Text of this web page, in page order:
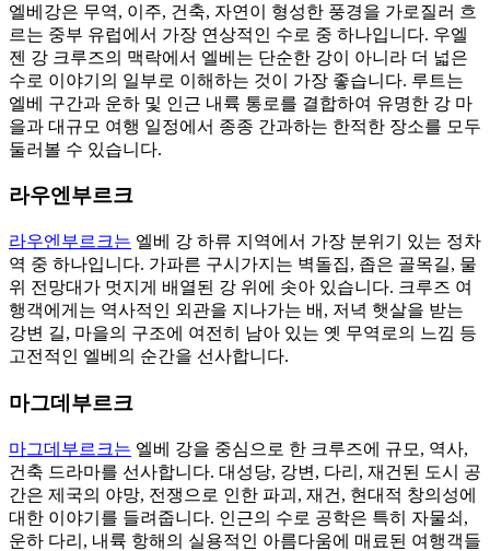
엘베강은 무역, 이주, 건축, 자연이 형성한 풍경을 가로질러 흐
르는 중부 유럽에서 가장 연상적인 수로 중 하나입니다. 우엘
젠 강 크루즈의 맥락에서 엘베는 단순한 강이 아니라 더 넓은
수로 이야기의 일부로 이해하는 것이 가장 좋습니다. 루트는
엘베 구간과 운하 및 인근 내륙 통로를 결합하여 유명한 강 마
을과 대규모 여행 일정에서 종종 간과하는 한적한 장소를 모두
둘러볼 수 있습니다.
라우엔부르크
라우엔부르크는 엘베 강 하류 지역에서 가장 분위기 있는 정차
역 중 하나입니다. 가파른 구시가지는 벽돌집, 좁은 골목길, 물
위 전망대가 멋지게 배열된 강 위에 솟아 있습니다. 크루즈 여
행객에게는 역사적인 외관을 지나가는 배, 저녁 햇살을 받는
강변 길, 마을의 구조에 여전히 남아 있는 옛 무역로의 느낌 등
고전적인 엘베의 순간을 선사합니다.
마그데부르크
마그데부르크는 엘베 강을 중심으로 한 크루즈에 규모, 역사,
건축 드라마를 선사합니다. 대성당, 강변, 다리, 재건된 도시 공
간은 제국의 야망, 전쟁으로 인한 파괴, 재건, 현대적 창의성에
대한 이야기를 들려줍니다. 인근의 수로 공학은 특히 자물쇠,
운하 다리, 내륙 항해의 실용적인 아름다움에 매료된 여행객들